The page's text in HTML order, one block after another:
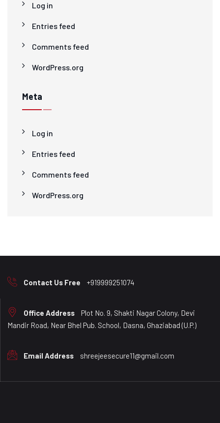
Log in
Entries feed
Comments feed
WordPress.org
Meta
Log in
Entries feed
Comments feed
WordPress.org
Contact Us Free +919999251074
Office Address
Plot No. 9, Shakti Nagar Colony, Devi
Mandir Road, Near Bhel Pub. School, Dasna, Ghaziabad (U.P.)
Email Address shreejeesecure11@gmail.com